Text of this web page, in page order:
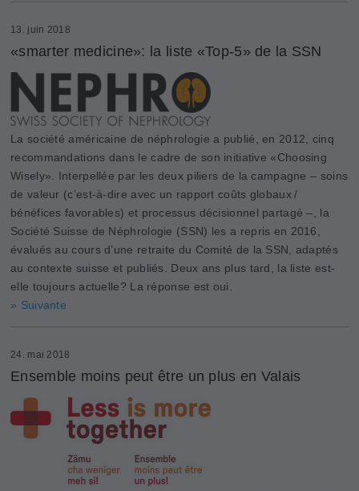
13. juin 2018
«smarter medicine»: la liste «Top-5» de la SSN
La société américaine de néphrologie a publié, en 2012, cinq
recommandations dans le cadre de son initiative «Choosing
Wisely». Interpellée par les deux piliers de la campagne – soins
de valeur (c’est-à-dire avec un rapport coûts globaux /
bénéfices favorables) et processus décisionnel partagé –, la
Société Suisse de Néphrologie (SSN) les a repris en 2016,
évalués au cours d’une retraite du Comité de la SSN, adaptés
au contexte suisse et publiés. Deux ans plus tard, la liste est-
elle toujours actuelle? La réponse est oui.
» Suivante
24. mai 2018
Ensemble moins peut être un plus en Valais